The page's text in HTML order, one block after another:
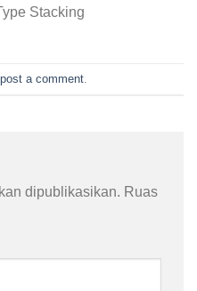
Stacking
post a comment
dipublikasikan. Ruas